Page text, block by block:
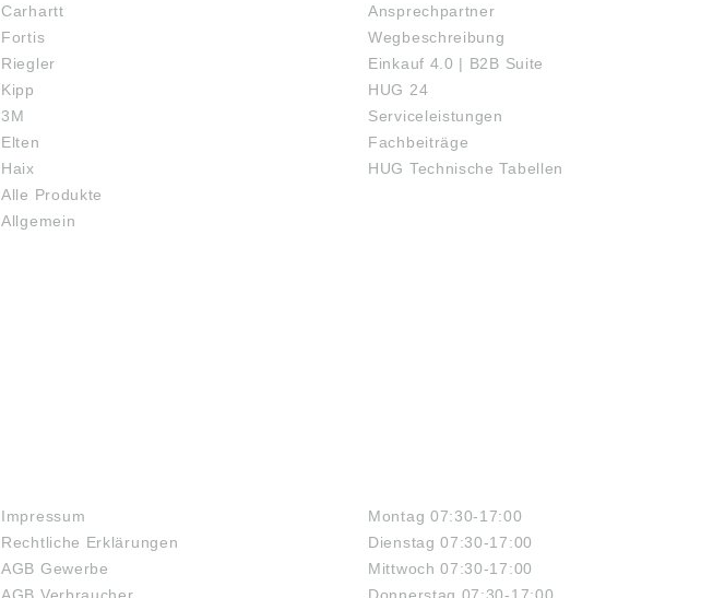
Carhartt
Fortis
Riegler
Kipp
3M
Elten
Haix
Alle Produkte
Allgemein
Ansprechpartner
Wegbeschreibung
Einkauf 4.0 | B2B Suite
HUG 24
Serviceleistungen
Fachbeiträge
HUG Technische Tabellen
Impressum
Rechtliche Erklärungen
AGB Gewerbe
Montag 07:30-17:00
Dienstag 07:30-17:00
Mittwoch 07:30-17:00